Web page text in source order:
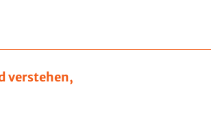
verstehen,